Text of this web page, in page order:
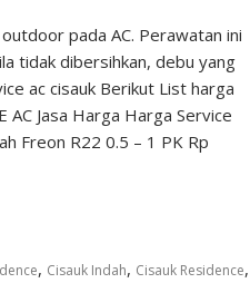
pada AC. Perawatan ini
tidak dibersihkan, debu yang
ac cisauk Berikut List harga
AC Jasa Harga Harga Service
Freon R22 0.5 – 1 PK Rp
, Cisauk Indah, Cisauk Residence,